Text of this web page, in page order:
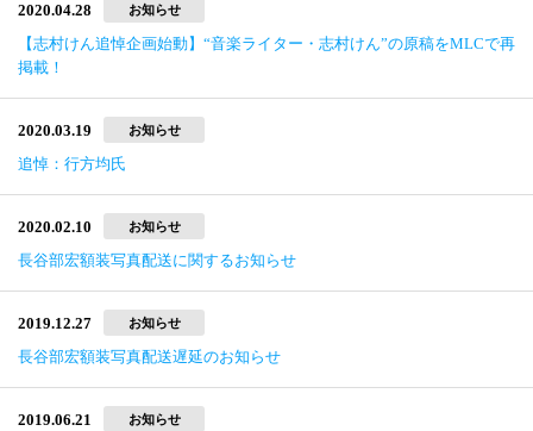
2020.04.28 お知らせ
【志村けん追悼企画始動】“音楽ライター・志村けん”の原稿をMLCで再
掲載！
2020.03.19 お知らせ
追悼：行方均氏
2020.02.10 お知らせ
長谷部宏額装写真配送に関するお知らせ
2019.12.27 お知らせ
長谷部宏額装写真配送遅延のお知らせ
2019.06.21 お知らせ